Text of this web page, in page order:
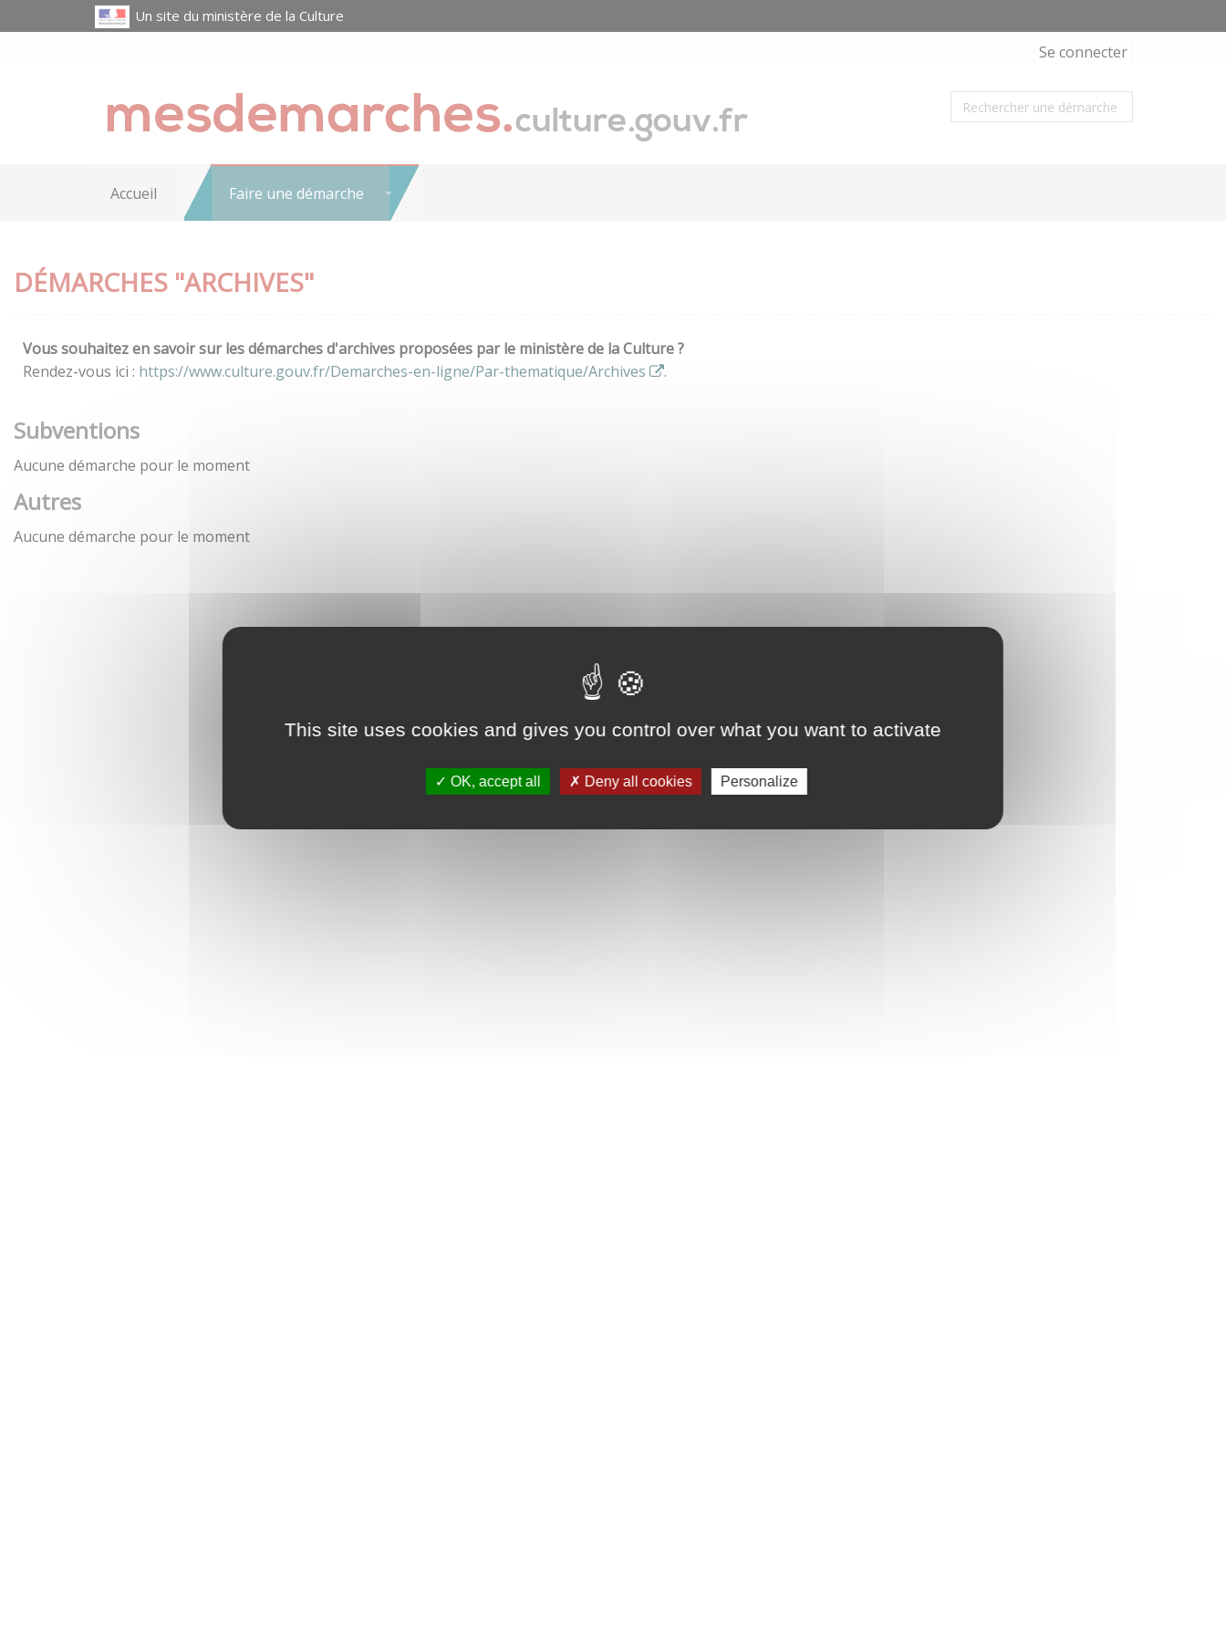
This site uses cookies and gives you control over what you want to activate
OK, accept all Deny all cookies Personalize
Un site du ministère de la Culture
Se connecter
Accueil Faire une démarche
DÉMARCHES "ARCHIVES"
Vous souhaitez en savoir sur les démarches d'archives proposées par le ministère de la Culture ?
Rendez-vous ici : https://www.culture.gouv.fr/Demarches-en-ligne/Par-thematique/Archives .
Subventions
Aucune démarche pour le moment
Autres
Aucune démarche pour le moment